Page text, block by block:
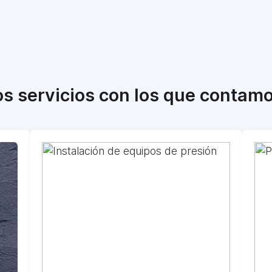
servicios con los que